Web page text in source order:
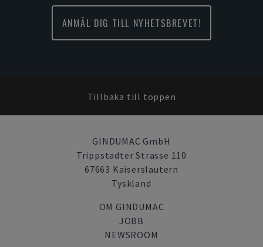
ANMÄL DIG TILL NYHETSBREVET!
Tillbaka till toppen
GINDUMAC GmbH
Trippstadter Strasse 110
67663 Kaiserslautern
Tyskland
OM GINDUMAC
JOBB
NEWSROOM